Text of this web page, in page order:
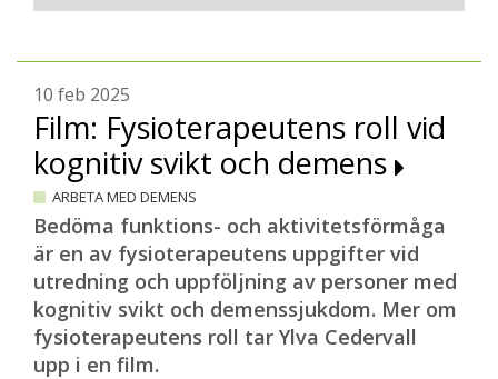
10 feb 2025
Film: Fysioterapeutens roll vid
kognitiv svikt och demens
ARBETA MED DEMENS
Bedöma funktions- och aktivitetsförmåga
är en av fysioterapeutens uppgifter vid
utredning och uppföljning av personer med
kognitiv svikt och demenssjukdom. Mer om
fysioterapeutens roll tar Ylva Cedervall
upp i en film.